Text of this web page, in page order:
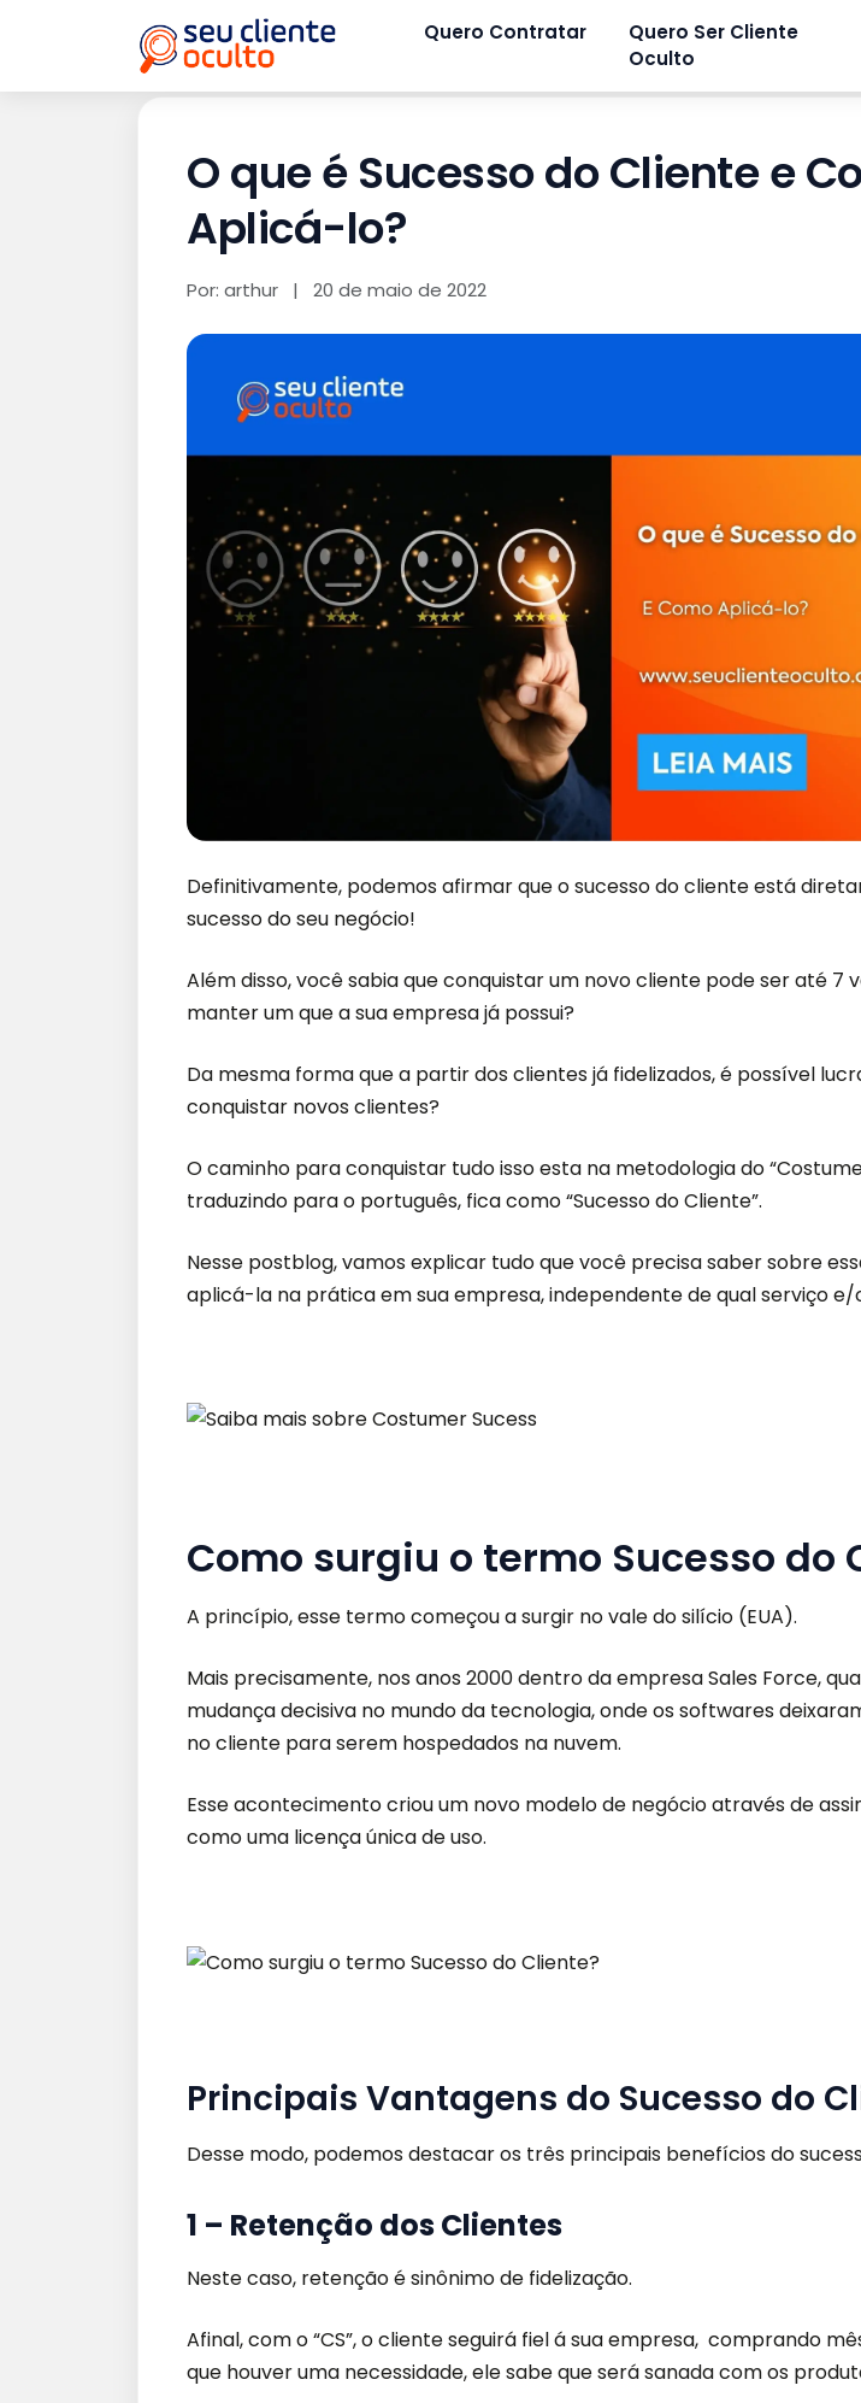
Quero Contratar
Quero Ser Cliente
Oculto
O que é Sucesso do Cliente e
Aplicá-lo?
Por: arthur | 20 de maio de 2022
Definitivamente, podemos afirmar que o sucesso do cliente está
sucesso do seu negócio!
Além disso, você sabia que conquistar um novo cliente pode ser até 7
manter um que a sua empresa já possui?
Da mesma forma que a partir dos clientes já fidelizados, é possível
conquistar novos clientes?
O caminho para conquistar tudo isso esta na metodologia do
traduzindo para o português, fica como “Sucesso do Cliente”.
Nesse postblog, vamos explicar tudo que você precisa saber sobre
aplicá-la na prática em sua empresa, independente de qual serviço
Como surgiu o termo Sucesso do
A princípio, esse termo começou a surgir no vale do silício (EUA).
Mais precisamente, nos anos 2000 dentro da empresa Sales Force,
mudança decisiva no mundo da tecnologia, onde os softwares
no cliente para serem hospedados na nuvem.
Esse acontecimento criou um novo modelo de negócio através de
como uma licença única de uso.
Principais Vantagens do Sucesso do
Desse modo, podemos destacar os três principais benefícios do
1 – Retenção dos Clientes
Neste caso, retenção é sinônimo de fidelização.
Afinal, com o “CS”, o cliente seguirá fiel á sua empresa, comprando
que houver uma necessidade, ele sabe que será sanada com os